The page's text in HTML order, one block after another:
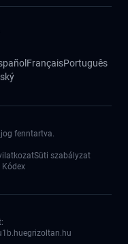
FrançaisPortuguês
fenntartva.
Süti szabályzat
Kódex
1b.huegrizoltan.hu